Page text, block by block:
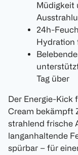
Müdigkeit
24h-
Hydration
Tag über
Der Energie-Kick
Cream bekämpft
strahlend frische
langanhaltende
spürbar – für